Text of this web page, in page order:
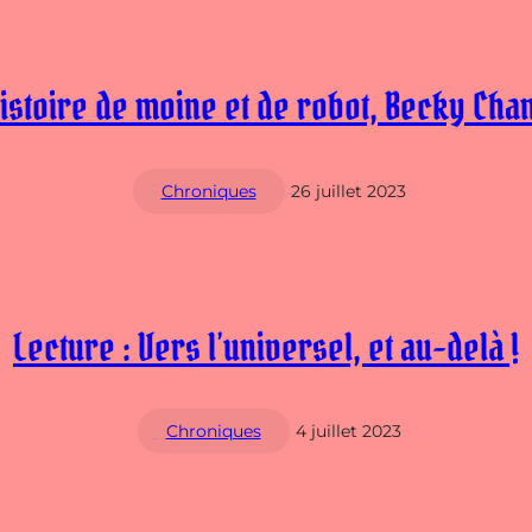
de moine et de robot, Becky
Chroniques 26 juillet 2023
Lecture : Vers l’universel, et au-delà !
Chroniques 4 juillet 2023